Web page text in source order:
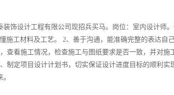
饰设计工程有限公司现招兵买马。岗位：室内设计师
施工材料及工艺。 2、善于沟通，能准确完整的表达自
查看施工情况，检查施工与图纸要求是否一致，并对施
制定项目设计计划书，切实保证设计进度目标的顺利实